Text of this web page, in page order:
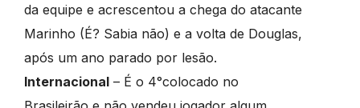
da equipe e acrescentou a chega do atacante
Marinho (É? Sabia não) e a volta de Douglas,
após um ano parado por lesão.
Internacional– É o 4°colocado no